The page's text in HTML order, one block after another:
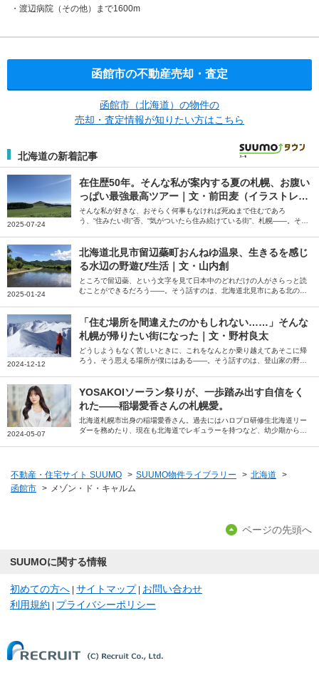
渡辺病院（その他）まで1600m
函館市の不動産売却・査定
函館市（北海道）の物件の
売却・査定情報が知りたい方はこちら
北海道の新着記事
2025-07-24
在住歴50年。そんな私が案内する夏の札幌、お腹い
っぱい最強最高ツアー｜文・前田麦（イラストレー
ター）
そんな私が好きな、おそらく何事もなければ死ぬまで住むであろ
う、“住みたい街”否、“気がついたら住み続けている街”、札幌――。そう
してくれました。
2025-01-24
北海道北見市留辺蘂町おんねゆ温泉、生きるを感じ
る水辺の野遊び生活｜文・山内創
ところで留辺蘂、という文字を見て日本中のどれだけの人がさらっと読
むことができるだろう――。そう話すのは、北海道北見市にある北の大
蘂（るべしべ）町を起点とした野遊び生活について綴っていただきまし
た。
2024-12-12
「住む場所を間違えたのかもしれない……」そんな
札幌が帰りたい街になった｜文・野村良太
どうしようもなく苦しいときに、これをなんとか乗り越えてあそこに帰
ろう。そう思える場所が僕にはある――。そう話すのは、登山家の野村
い」と思うようになった街への思いを綴っていただきました。
2024-05-07
YOSAKOIソーラン祭りが、一歩踏み出す自信をく
れた――稲場愛香さんの札幌愛。
北海道札幌市出身の稲場愛香さん。過去にはハロプロ研修生北海道リー
ダーを務めたり、現在も北海道でレギュラーを持つなど、幼少期から現
不動産・住宅サイト SUUMO > SUUMO物件ライブラリー > 北海道
>
函館市 > メゾン・ド・キャルム
ページの先頭へ
SUUMOに関する情報
初めての方へ サイトマップ
お問い合わせ
利用規約
プライバシーポリシー